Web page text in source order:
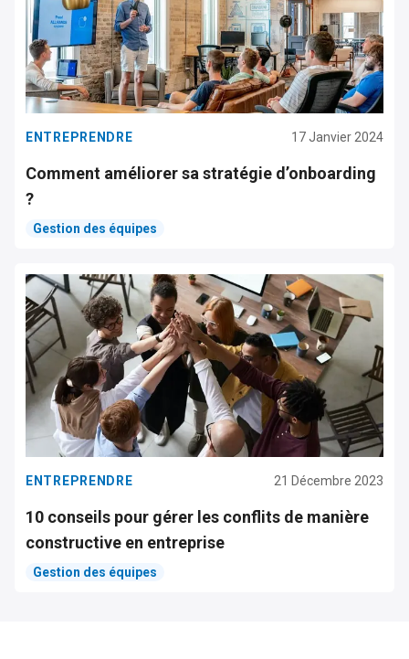
ENTREPRENDRE 17 Janvier 2024
Comment améliorer sa stratégie d’onboarding
?
Gestion des équipes
ENTREPRENDRE 21 Décembre 2023
10 conseils pour gérer les conflits de manière
constructive en entreprise
Gestion des équipes